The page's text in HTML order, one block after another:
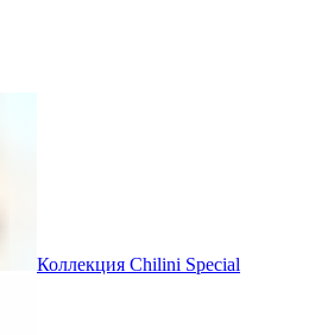
Коллекция Chilini Special